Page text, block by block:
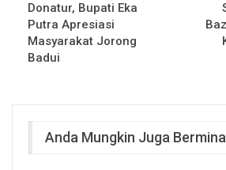
Donatur, Bupati Eka
Putra Apresiasi
Masyarakat Jorong
Badui
Anda Mungkin Juga